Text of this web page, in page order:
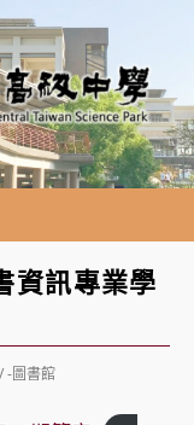
資訊專業學
/-圖書館